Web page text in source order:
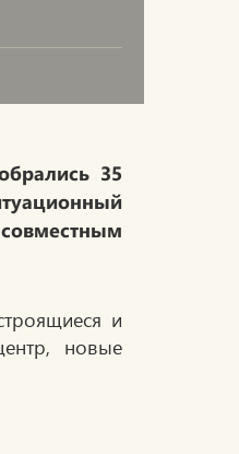
35
и
новые